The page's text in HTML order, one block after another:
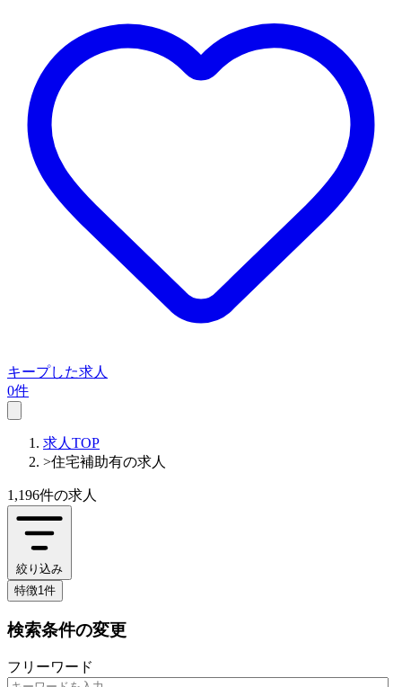
キープした求人
0件
求人TOP
>住宅補助有の求人
1,196件の求人
絞り込み
特徴1件
検索条件の変更
フリーワード